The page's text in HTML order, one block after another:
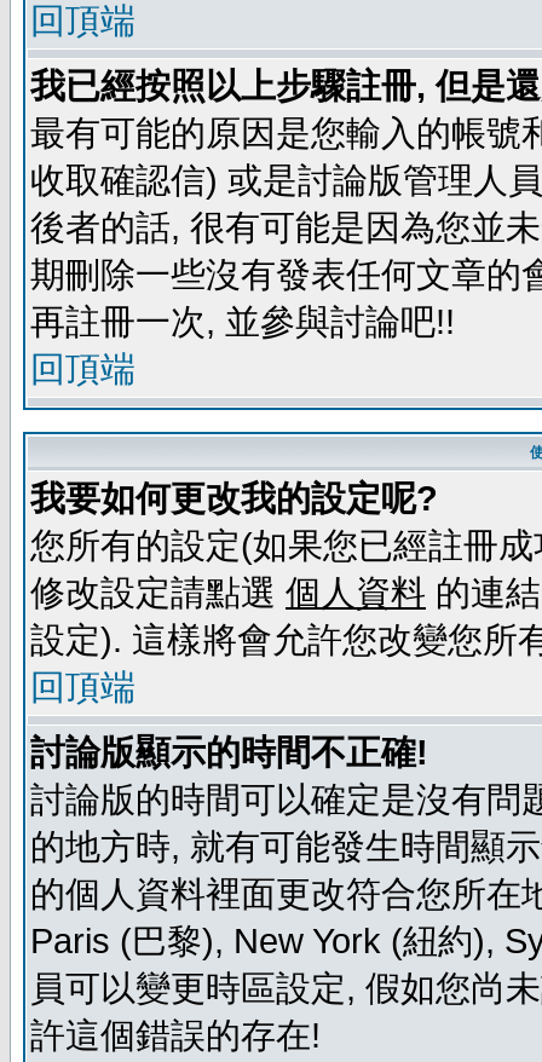
回頂端
我已經按照以上步驟註冊, 但是
最有可能的原因是您輸入的帳號
收取確認信) 或是討論版管理人
後者的話, 很有可能是因為您並
期刪除一些沒有發表任何文章的
再註冊一次, 並參與討論吧!!
回頂端
我要如何更改我的設定呢?
您所有的設定(如果您已經註冊
修改設定請點選 個人資料 的連
設定). 這樣將會允許您改變您所
回頂端
討論版顯示的時間不正確!
討論版的時間可以確定是沒有問
的地方時, 就有可能發生時間顯
的個人資料裡面更改符合您所在
Paris (巴黎), New York (紐約),
員可以變更時區設定, 假如您尚
許這個錯誤的存在!